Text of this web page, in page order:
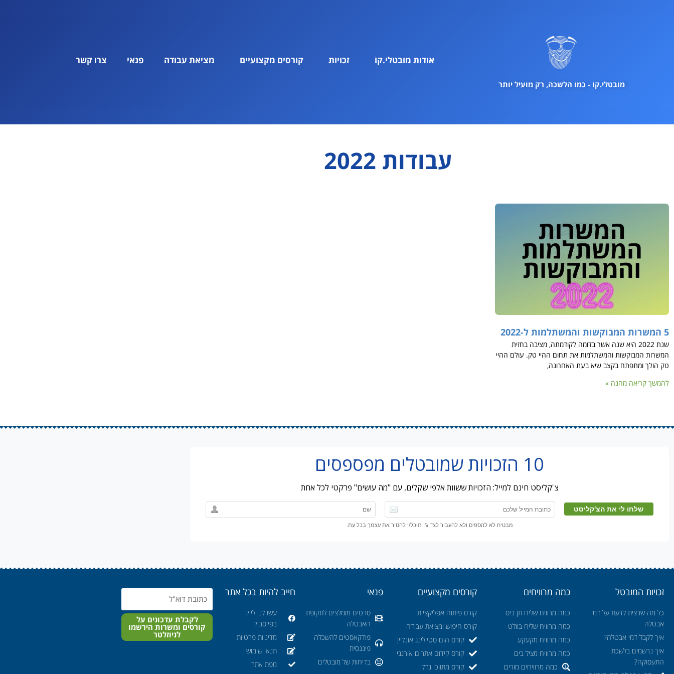
מובטלי.קוֹ - כמו הלשכה, רק מועיל יותר
אודות מובטלי.קוֹ זכויות קורסים מקצועיים מציאת עבודה פנאי צרו קשר
עבודות 2022
5 המשרות המבוקשות והמשתלמות ל-2022
שנת 2022 היא שנה אשר בדומה לקודמתה, מציבה בחזית
המשרות המבוקשות והמשתלמות את תחום ההיי טק. עולם ההיי
טק הולך ומתפתח בקצב שיא בעת האחרונה,
להמשך קריאה מהנה »
10 הזכויות שמובטלים מפספסים
צ'קליסט חינם למייל: הזכויות ששוות אלפי שקלים, עם "מה עושים" פרקטי לכל אחת
מבטיח לא להספים ולא להעביר לצד ג', תוכל/י להסיר את עצמך בכל עת.
זכויות המובטל
כל מה שרצית לדעת על דמי
אבטלה
איך לקבל דמי אבטלה?
איך נרשמים בלשכת
התעסוקה?
כמה מרוויחים
כמה מרוויח שליח תן ביס
כמה מרוויח שליח בוולט
כמה מרוויח מקעקע
כמה מרוויח מציל בים
כמה מרוויחים מורים
קורסים מקצועיים
קורס פיתוח אפליקציות
קורס חיפוש ומציאת עבודה
קורס הום סטיילינג אונליין
קורס קידום אתרים אורגני
קורס מתווכי נדלן
פנאי
סרטים מומלצים לתקופת
האבטלה
פודקאסטים להשכלה
פיננסית
בדיחות של מובטלים
חייב להיות בכל אתר
עשו לנו לייק
בפייסבוק
מדיניות פרטיות
תנאי שימוש
מפת אתר
Email
לקבלת עדכונים על
קורסים ומשרות הירשמו
לניוזלטר